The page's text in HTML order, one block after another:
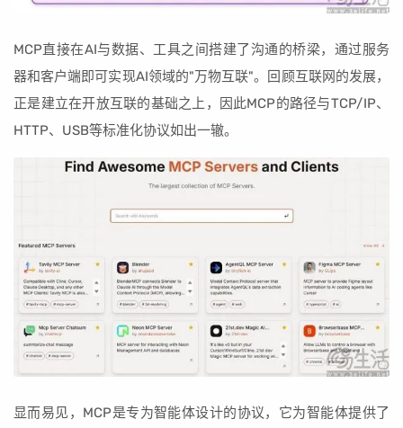
MCP直接在AI与数据、工具之间搭建了沟通的桥梁，通过服务
器和客户端即可实现AI领域的"万物互联"。回顾互联网的发展，
正是建立在开放互联的基础之上，因此MCP的路径与TCP/IP、
HTTP、USB等标准化协议如出一辙。
显而易见，MCP是专为智能体设计的协议，它为智能体提供了